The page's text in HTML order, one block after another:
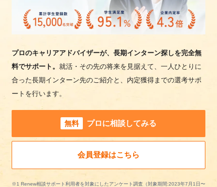
プロのキャリアアドバイザーが、長期インターン探しを完全無
料でサポート。 就活・その先の将来を見据えて、一人ひとりに
合った長期インターン先のご紹介と、内定獲得までの選考サポ
ートを行います。
無料 プロに相談してみる
会員登録はこちら
※1 Renew相談サポート利用者を対象にしたアンケート調査（対象期間:2023年7月1日〜